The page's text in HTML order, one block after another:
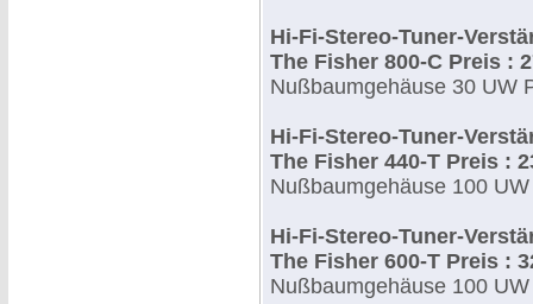
Hi-Fi-Stereo-Tuner-
The Fisher 800-C Preis :
Nußbaumgehäuse 30 UW
Hi-Fi-Stereo-Tuner-
The Fisher 440-T Preis :
Nußbaumgehäuse 100
Hi-Fi-Stereo-Tuner-
The Fisher 600-T Preis :
Nußbaumgehäuse 100